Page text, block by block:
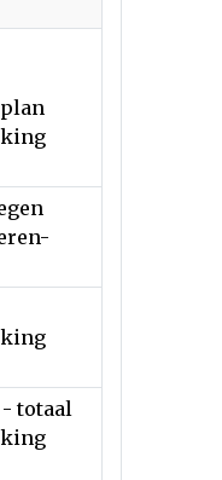
- totaal